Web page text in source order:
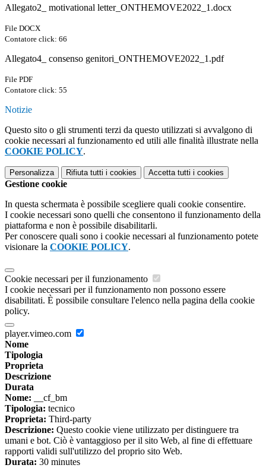
Allegato2_ motivational letter_ONTHEMOVE2022_1.docx
File DOCX
Contatore click: 66
Allegato4_ consenso genitori_ONTHEMOVE2022_1.pdf
File PDF
Contatore click: 55
Notizie
Questo sito o gli strumenti terzi da questo utilizzati si avvalgono di
cookie necessari al funzionamento ed utili alle finalità illustrate nella
COOKIE POLICY.
Personalizza Rifiuta tutti i cookies Accetta tutti i cookies
Gestione cookie
In questa schermata è possibile scegliere quali cookie consentire.
I cookie necessari sono quelli che consentono il funzionamento della
piattaforma e non è possibile disabilitarli.
Per conoscere quali sono i cookie necessari al funzionamento potete
visionare la COOKIE POLICY.
Cookie necessari per il funzionamento
I cookie necessari per il funzionamento non possono essere
disabilitati. È possibile consultare l'elenco nella pagina della cookie
policy.
player.vimeo.com
Nome
Tipologia
Proprieta
Descrizione
Durata
Nome: __cf_bm
Tipologia: tecnico
Proprieta: Third-party
Descrizione: Questo cookie viene utilizzato per distinguere tra
umani e bot. Ciò è vantaggioso per il sito Web, al fine di effettuare
rapporti validi sull'utilizzo del proprio sito Web.
Durata: 30 minutes